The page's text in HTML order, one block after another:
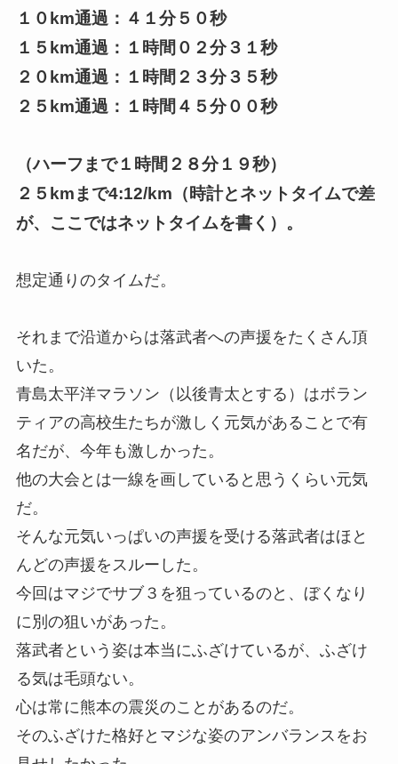
１０km通過：４１分５０秒
１５km通過：１時間０２分３１秒
２０km通過：１時間２３分３５秒
２５km通過：１時間４５分００秒
（ハーフまで１時間２８分１９秒）
２５kmまで4:12/km （時計とネットタイムで差
が、ここではネットタイムを書く）。
想定通りのタイムだ。
それまで沿道からは落武者への声援をたくさん頂
いた。
青島太平洋マラソン（以後青太とする）はボラン
ティアの高校生たちが激しく元気があることで有
名だが、今年も激しかった。
他の大会とは一線を画していると思うくらい元気
だ。
そんな元気いっぱいの声援を受ける落武者はほと
んどの声援をスルーした。
今回はマジでサブ３を狙っているのと、ぼくなり
に別の狙いがあった。
落武者という姿は本当にふざけているが、ふざけ
る気は毛頭ない。
心は常に熊本の震災のことがあるのだ。
そのふざけた格好とマジな姿のアンバランスをお